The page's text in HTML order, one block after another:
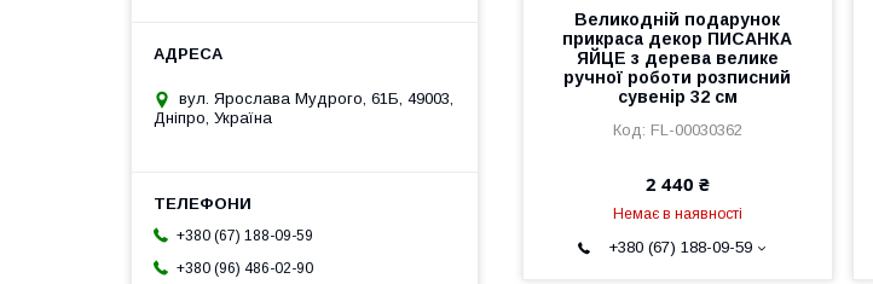
Великодній подарунок
прикраса декор ПИСАНКА
ЯЙЦЕ з дерева велике
ручної роботи розписний
сувенір 32 см
FL-00030362
2 440 ₴
Немає в наявності
+380 (67) 188-09-59
вул. Ярослава Мудрого, 61Б, 49003,
Дніпро, Україна
+380 (67) 188-09-59
+380 (96) 486-02-90